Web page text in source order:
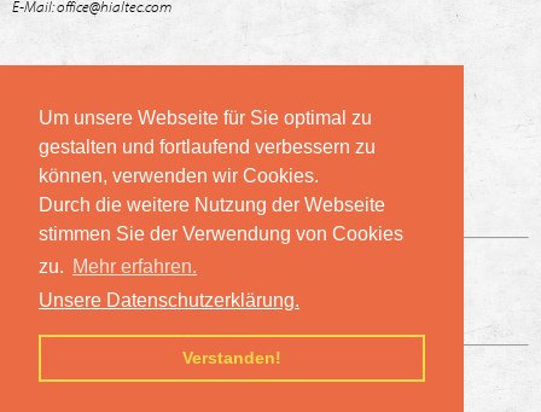
Um unsere Webseite für Sie optimal zu
gestalten und fortlaufend verbessern zu
können, verwenden wir Cookies.
Durch die weitere Nutzung der Webseite
stimmen Sie der Verwendung von Cookies
zu. Mehr erfahren.
Unsere Datenschutzerklärung.
Verstanden!